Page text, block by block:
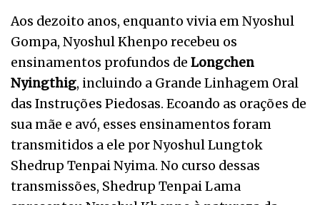
Aos dezoito anos, enquanto vivia em Nyoshul
Gompa, Nyoshul Khenpo recebeu os
ensinamentos profundos de Longchen
Nyingthig, incluindo a Grande Linhagem Oral
das Instruções Piedosas. Ecoando as orações de
sua mãe e avó, esses ensinamentos foram
transmitidos a ele por Nyoshul Lungtok
Shedrup Tenpai Nyima. No curso dessas
transmissões, Shedrup Tenpai Lama